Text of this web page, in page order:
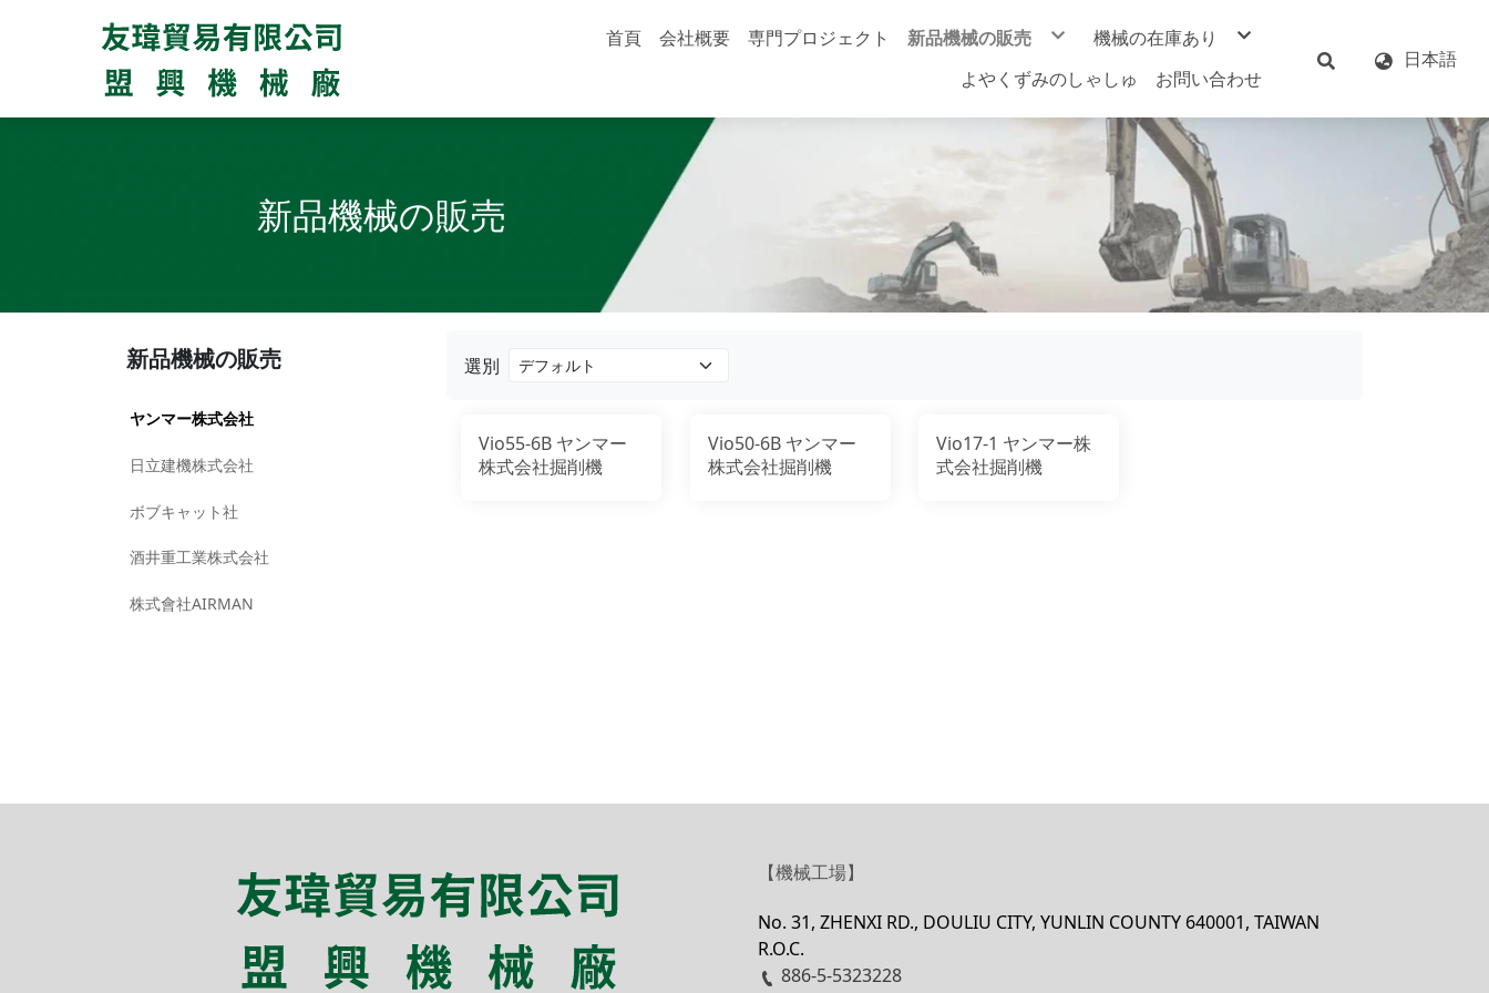
日本語
首頁 会社概要 専門プロジェクト 新品機械の販売
日立建機株式会社
ボブキャット社
機械の在庫あり
日立建機株式会社
久保田株式會社
株式会社小松製作所
加藤製作所株式會社
よやくずみのしゃしゅ お問い合わせ
新品機械の販売
選別
Vio55-6B ヤンマー
株式会社掘削機
Vio50-6B ヤンマー
株式会社掘削機
Vio17-1 ヤンマー株
式会社掘削機
新品機械の販売
ヤンマー株式会社
日立建機株式会社
ボブキャット社
酒井重工業株式会社
株式會社AIRMAN
【機械工場】
No. 31, ZHENXI RD., DOULIU CITY, YUNLIN COUNTY 640001, TAIWAN
R.O.C.
886-5-5323228